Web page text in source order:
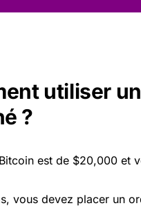
utiliser
?
est de $20,000 et
vous devez placer un